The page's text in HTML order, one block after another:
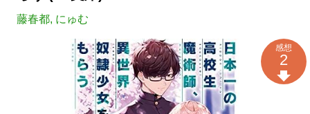
藤春都, にゅむ
感想
2